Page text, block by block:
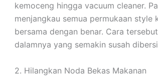
kemoceng hingga vacuum cleaner.
menjangkau semua permukaan
bersama dengan benar. Cara
dalamnya yang semakin susah
2. Hilangkan Noda Bekas Makanan